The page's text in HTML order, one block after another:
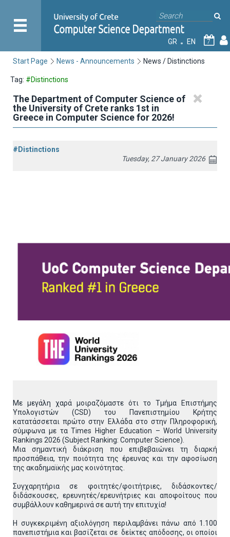
GR EN 7
Start Page News - Announcements News / Distinctions
Tag: #Distinctions
The Department of Computer Science of
the University of Crete ranks 1st in
Greece in Computer Science for 2026!
#Distinctions
Tuesday, 27 January 2026
Με μεγάλη χαρά μοιραζόμαστε ότι το Τμήμα Επιστήμης
Υπολογιστών (CSD) του Πανεπιστημίου Κρήτης
κατατάσσεται πρώτο στην Ελλάδα στο στην Πληροφορική,
σύμφωνα με τα Times Higher Education – World University
Rankings 2026 (Subject Ranking: Computer Science).
Μια σημαντική διάκριση που επιβεβαιώνει τη διαρκή
προσπάθεια, την ποιότητα της έρευνας και την αφοσίωση
της ακαδημαϊκής μας κοινότητας.
Συγχαρητήρια σε φοιτητές/φοιτήτριες, διδάσκοντες/
διδάσκουσες, ερευνητές/ερευνήτριες και αποφοίτους που
συμβάλλουν καθημερινά σε αυτή την επιτυχία!
Η συγκεκριμένη αξιολόγηση περιλαμβάνει πάνω από 1.100
πανεπιστήμια και βασίζεται σε δείκτες απόδοσης, οι οποίοι